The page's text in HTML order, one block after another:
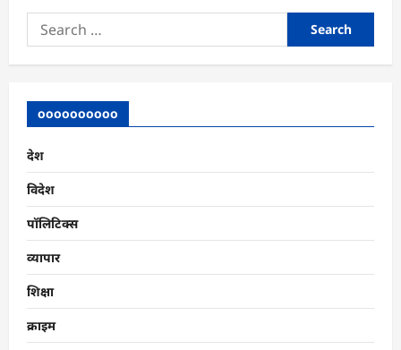
अब
क्रिप्टो
का
—
क्या
आप
Search
for:
oooooooooo
देश
विदेश
पॉलिटिक्स
व्यापार
शिक्षा
क्राइम